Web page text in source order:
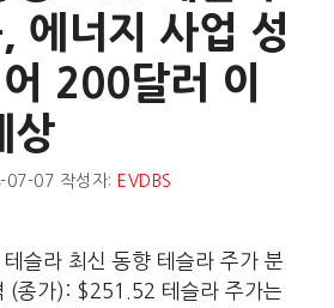
에너지 사업 성
200달러 이
상
07-07 작성자: EVDBS
슬라 최신 동향 테슬라 주가 분
(종가): $251.52 테슬라 주가는